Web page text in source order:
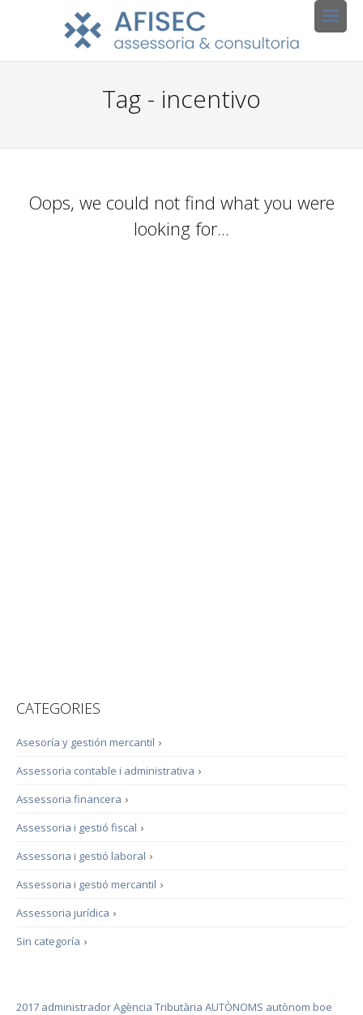
Tag - incentivo
Oops, we could not find what you were
looking for...
CATEGORIES
›
Asesoría y gestión mercantil
›
Assessoria contable i administrativa
›
Assessoria financera
›
Assessoria i gestió fiscal
›
Assessoria i gestió laboral
›
Assessoria i gestió mercantil
›
Assessoria jurídica
›
Sin categoría
2017 administradorAgència Tributària AUTÒNOMS autònom boe